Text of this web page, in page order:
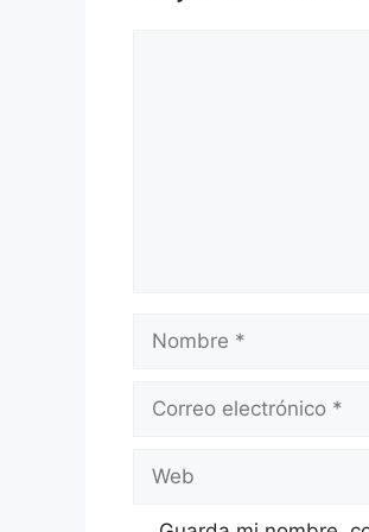
Nombre
Correo
Web